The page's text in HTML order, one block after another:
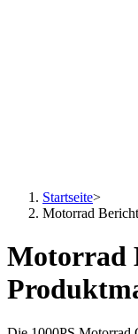
Startseite>
Motorrad
Motorrad